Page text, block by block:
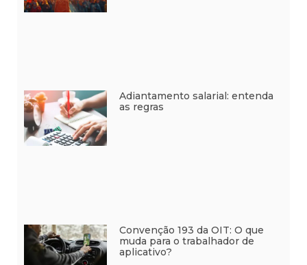
Adiantamento salarial: entenda
as regras
Convenção 193 da OIT: O que
muda para o trabalhador de
aplicativo?